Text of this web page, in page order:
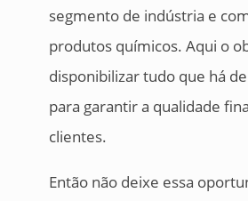
segmento de indústria e
produtos químicos. Aqui o
disponibilizar tudo que há
para garantir a qualidade
clientes.
Então não deixe essa